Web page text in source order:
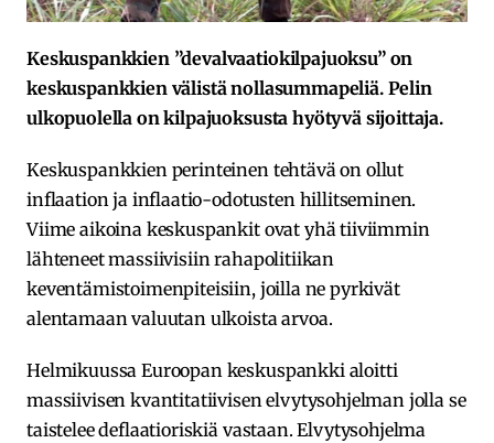
Keskuspankkien ”devalvaatiokilpajuoksu” on
keskuspankkien välistä nollasummapeliä. Pelin
ulkopuolella on kilpajuoksusta hyötyvä sijoittaja.
Keskuspankkien perinteinen tehtävä on ollut
inflaation ja inflaatio-odotusten hillitseminen.
Viime aikoina keskuspankit ovat yhä tiiviimmin
lähteneet massiivisiin rahapolitiikan
keventämistoimenpiteisiin, joilla ne pyrkivät
alentamaan valuutan ulkoista arvoa.
Helmikuussa Euroopan keskuspankki aloitti
massiivisen kvantitatiivisen elvytysohjelman jolla se
taistelee deflaatioriskiä vastaan. Elvytysohjelma